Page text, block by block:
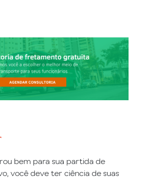
bem para sua partida de
você deve ter ciência de suas